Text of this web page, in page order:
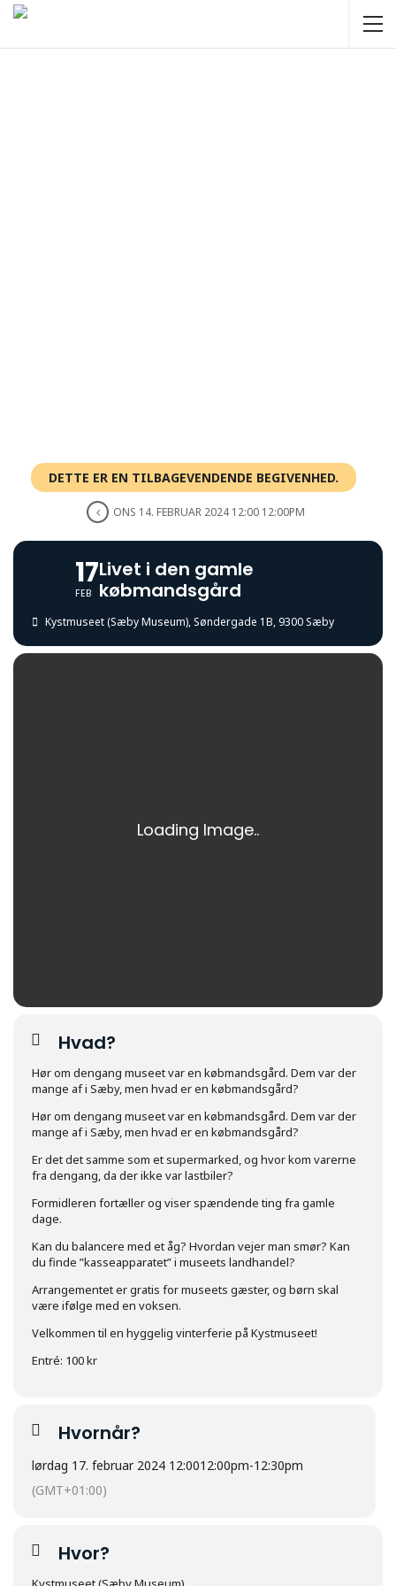
DETTE ER EN TILBAGEVENDENDE BEGIVENHED.
ONS 14. FEBRUAR 2024 12:00 12:00PM
17
FEB
Livet i den gamle
købmandsgård
Kystmuseet (Sæby Museum), Søndergade 1B, 9300 Sæby
Hvad?
Hør om dengang museet var en købmandsgård. Dem var der
mange af i Sæby, men hvad er en købmandsgård?
Hør om dengang museet var en købmandsgård. Dem var der
mange af i Sæby, men hvad er en købmandsgård?
Er det det samme som et supermarked, og hvor kom varerne
fra dengang, da der ikke var lastbiler?
Formidleren fortæller og viser spændende ting fra gamle
dage.
Kan du balancere med et åg? Hvordan vejer man smør? Kan
du finde ”kasseapparatet” i museets landhandel?
Arrangementet er gratis for museets gæster, og børn skal
være ifølge med en voksen.
Velkommen til en hyggelig vinterferie på Kystmuseet!
Entré: 100 kr
Hvornår?
lørdag 17. februar 2024 12:0012:00pm-12:30pm
(GMT+01:00)
Hvor?